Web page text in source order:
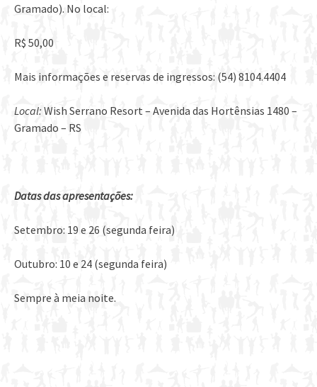
Gramado). No local:
R$ 50,00
Mais informações e reservas de ingressos: (54) 8104.4404
Local: Wish Serrano Resort – Avenida das Hortênsias 1480 –
Gramado – RS
Datas das apresentações:
Setembro: 19 e 26 (segunda feira)
Outubro: 10 e 24 (segunda feira)
Sempre à meia noite.